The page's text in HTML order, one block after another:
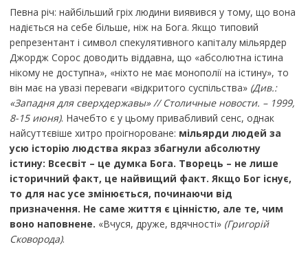
Певна річ: найбільший гріх людини виявився у тому, що вона
надіється на себе більше, ніж на Бога. Якщо типовий
репрезентант і символ спекулятивного капіталу мільярдер
Джордж Сорос доводить віддавна, що «абсолютна істина
нікому не доступна», «ніхто не має монополії на істину», то
він має на увазі переваги «відкритого суспільства» (Див.:
«Западня для сверхдержавы» // Столичные новости. – 1999,
8-15 июня). Начебто є у цьому привабливий сенс, однак
найсуттєвіше хитро проігнороване: мільярди людей за
усю історію людства якраз збагнули абсолютну
істину: Всесвіт – це думка Бога. Творець – не лише
історичний факт, це найвищий факт. Якщо Бог існує,
то для нас усе змінюється, починаючи від
призначення. Не саме життя є цінністю, але те, чим
воно наповнене. «Вчуся, друже, вдячності» (Григорій
Сковорода).